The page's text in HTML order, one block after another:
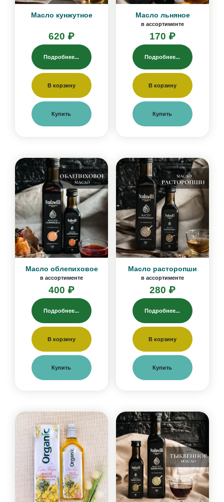
Масло кунжутное
620 ₽
Подробнее...
В корзину
Купить
Масло льняное
в ассортименте
170 ₽
Подробнее...
В корзину
Купить
Масло облепиховое
в ассортименте
400 ₽
Подробнее...
В корзину
Купить
Масло расторопши
в ассортименте
280 ₽
Подробнее...
В корзину
Купить